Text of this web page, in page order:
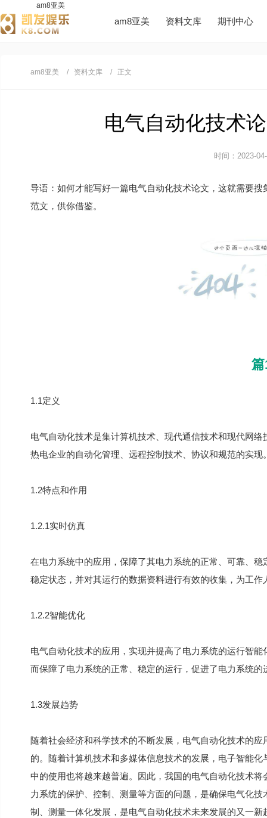
am8亚美
am8亚美 资料文库 期刊中心
am8亚美 资料文库 正文
电气自动化技术
时间：2023-
导语：如何才能写好一篇电气自动化技术论文，这就需要
范文，供你借鉴。
1.1定义
电气自动化技术是集计算机技术、现代通信技术和现代网
热电企业的自动化管理、远程控制技术、协议和规范的实
1.2特点和作用
1.2.1实时仿真
在电力系统中的应用，保障了其电力系统的正常、可靠、
稳定状态，并对其运行的数据资料进行有效的收集，为工
1.2.2智能优化
电气自动化技术的应用，实现并提高了电力系统的运行智
而保障了电力系统的正常、稳定的运行，促进了电力系统
1.3发展趋势
随着社会经济和科学技术的不断发展，电气自动化技术的
的。随着计算机技术和多媒体信息技术的发展，电子智能
中的使用也将越来越普遍。因此，我国的电气自动化技术
力系统的保护、控制、测量等方面的问题，是确保电气化
制、测量一体化发展，是电气自动化技术未来发展的又一